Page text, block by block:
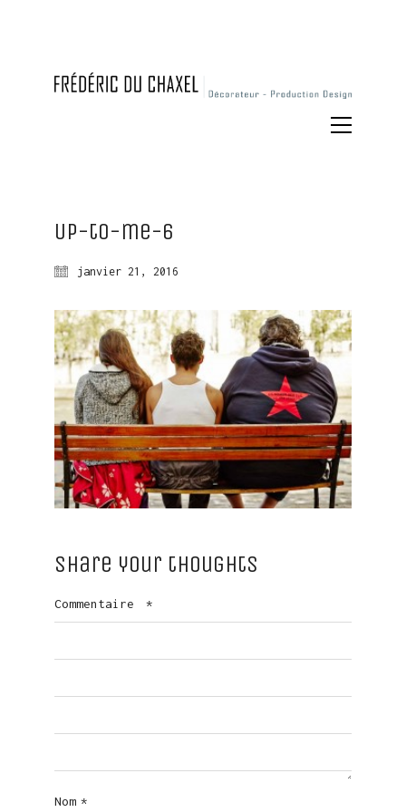
Up-to-me-6
janvier 21, 2016
Share your thoughts
Commentaire *
Nom *